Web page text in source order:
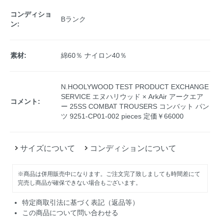
コンディショ
ン:
Bランク
素材: 綿60％ ナイロン40％
コメント:
N.HOOLYWOOD TEST PRODUCT EXCHANGE
SERVICE エヌハリウッド × ArkAir アークエア
ー 25SS COMBAT TROUSERS コンバット パン
ツ 9251-CP01-002 pieces 定価￥66000
サイズについて コンディションについて
※商品は併用販売中になります。ご注文完了致しましても時間差にて
完売し商品が確保できない場合もございます。
特定商取引法に基づく表記（返品等）
この商品について問い合わせる